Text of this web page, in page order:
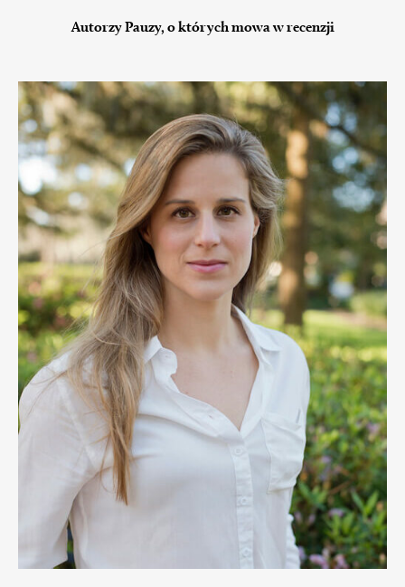
Autorzy Pauzy, o których mowa w recenzji